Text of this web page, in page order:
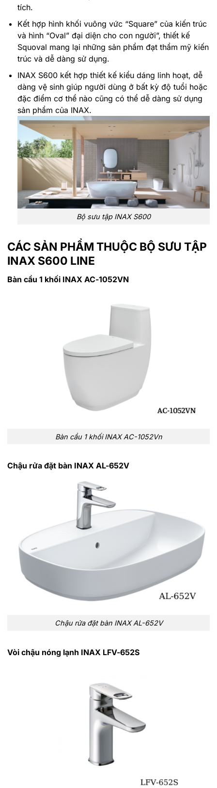
tích.
Kết hợp hình khối vuông vức “Square” của kiến trúc
và hình “Oval” đại diện cho con người”, thiết kế
Squoval mang lại những sản phẩm đạt thẩm mỹ kiến
trúc và dễ dàng sử dụng.
INAX S600 kết hợp thiết kế kiểu dáng linh hoạt, dễ
dàng vệ sinh giúp người dùng ở bất kỳ độ tuổi hoặc
đặc điểm cơ thể nào cũng có thể dễ dàng sử dụng
sản phẩm của INAX.
Bộ sưu tập INAX S600
CÁC SẢN PHẨM THUỘC BỘ SƯU TẬP
INAX S600 LINE
Bàn cầu 1 khối INAX AC-1052VN
Bàn cầu 1 khối INAX AC-1052Vn
Chậu rửa đặt bàn INAX AL-652V
Chậu rửa đặt bàn INAX AL-652V
Vòi chậu nóng lạnh INAX LFV-652S